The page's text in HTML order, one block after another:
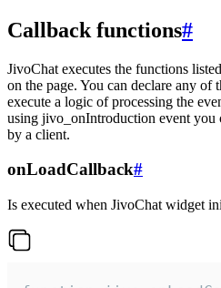
Callback functions#
JivoChat executes the functions
on the page. You can declare any of
execute a logic of processing the
using jivo_onIntroduction event you
by a client.
onLoadCallback#
Is executed when JivoChat widget